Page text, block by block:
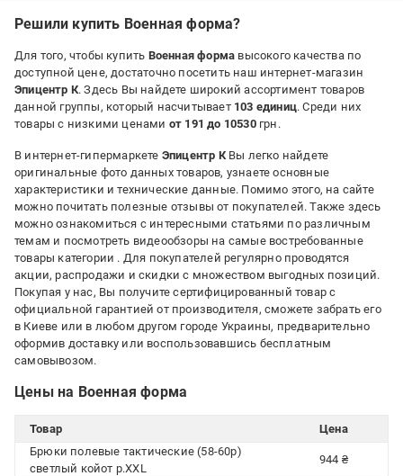
Решили купить Военная форма?
Для того, чтобы купить Военная форма высокого качества по
доступной цене, достаточно посетить наш интернет-магазин
Эпицентр К. Здесь Вы найдете широкий ассортимент товаров
данной группы, который насчитывает 103 единиц. Среди них
товары с низкими ценами от 191 до 10530грн.
В интернет-гипермаркете Эпицентр КВы легко найдете
оригинальные фото данных товаров, узнаете основные
характеристики и технические данные. Помимо этого, на сайте
можно почитать полезные отзывы от покупателей. Также здесь
можно ознакомиться с интересными статьями по различным
темам и посмотреть видеообзоры на самые востребованные
товары категории . Для покупателей регулярно проводятся
акции, распродажи и скидки с множеством выгодных позиций.
Покупая у нас, Вы получите сертифицированный товар с
официальной гарантией от производителя, сможете забрать его
в Киеве или в любом другом городе Украины, предварительно
оформив доставку или воспользовавшись бесплатным
самовывозом.
Цены на Военная форма
Товар
Цена
Брюки полевые тактические (58-60р)
светлый койот р.XXL
944 ₴